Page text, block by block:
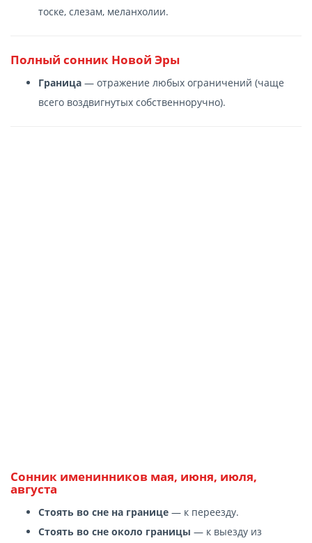
тоске, слезам, меланхолии.
Полный сонник Новой Эры
Граница — отражение любых ограничений (чаще
всего воздвигнутых собственноручно).
Сонник именинников мая, июня, июля,
августа
Стоять во сне на границе — к переезду.
Стоять во сне около границы — к выезду из